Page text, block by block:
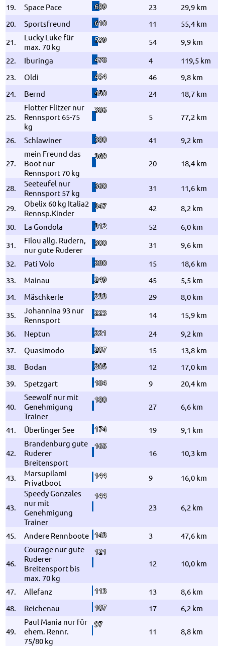
19.
Space Pace 689 23
29,9 km
20.
Sportsfreund 610 11
55,4 km
21.
Lucky Luke für
max. 70 kg
539 54
9,9 km
22.
Iburinga 478 4
119,5 km
23.
Oldi 454 46
9,8 km
24.
Bernd 450 24 18,7 km
25.
Flotter Flitzer nur
Rennsport 65-75
kg
386
5 77,2 km
26. Schlawiner 380 41 9,2 km
27.
mein Freund das
Boot nur
Rennsport 70 kg
369
20 18,4 km
28.
Seeteufel nur
Rennsport 57 kg
360 31 11,6 km
29.
Obelix 60 kg Italia2
Rennsp.Kinder
347 42
8,2 km
30.
La Gondola 312 52
6,0 km
31.
Filou allg. Rudern,
nur gute Ruderer
300 31
9,6 km
32.
Pati Volo 280 15
18,6 km
33.
Mainau 249 45
5,5 km
34.
Mäschkerle 233 29
8,0 km
35.
Johannina 93 nur
Rennsport
223 14
15,9 km
36.
Neptun 221 24
9,2 km
37.
Quasimodo 207 15
13,8 km
38.
Bodan 205 12
17,0 km
39.
Spetzgart 184 9 20,4 km
40.
Seewolf nur mit
Genehmigung
Trainer
180
27 6,6 km
41. Überlinger See 174 19 9,1 km
42.
Brandenburg gute
Ruderer
Breitensport
165
16 10,3 km
43.
Marsupilami
Privatboot
144 9 16,0 km
43.
Speedy Gonzales
nur mit
Genehmigung
Trainer
144
23
6,2 km
45. Andere Rennboote 143 3 47,6 km
46.
Courage nur gute
Ruderer
Breitensport bis
max. 70 kg
121
12
10,0 km
47. Allefanz 113 13
8,6 km
48.
Reichenau 107 17 6,2 km
49.
Paul Mania nur für
ehem. Rennr.
75/80 kg
97
11 8,8 km